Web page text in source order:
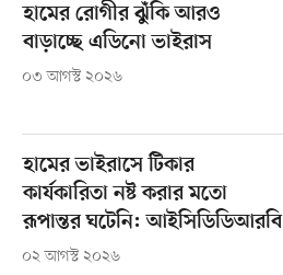
হামের রোগীর ঝুঁকি আরও
বাড়াচ্ছে এডিনো ভাইরাস
০৩ আগস্ট ২০২৬
হামের ভাইরাসে টিকার
কার্যকারিতা নষ্ট করার মতো
রূপান্তর ঘটেনি: আইসিডিডিআরবি
০২ আগস্ট ২০২৬